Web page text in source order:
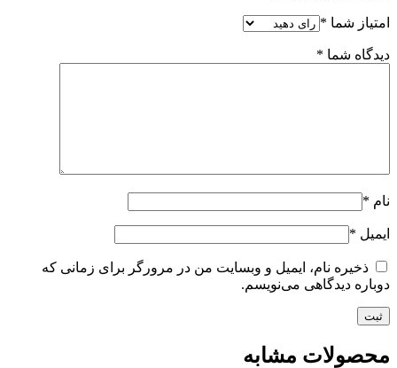
امتیاز شما *
دیدگاه شما *
نام *
ایمیل *
ذخیره نام، ایمیل و وبسایت من در مرورگر برای زمانی که
دوباره دیدگاهی می‌نویسم.
محصولات مشابه